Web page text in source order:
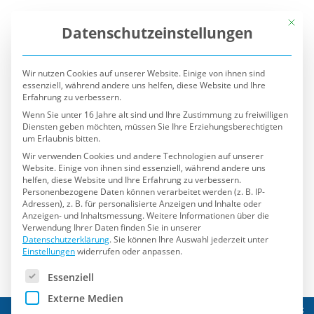
Mit
Datenschutzeinstellungen
Wir nutzen Cookies auf unserer Website. Einige von ihnen sind
essenziell, während andere uns helfen, diese Website und Ihre
Erfahrung zu verbessern.
Wenn Sie unter 16 Jahre alt sind und Ihre Zustimmung zu freiwilligen
Diensten geben möchten, müssen Sie Ihre Erziehungsberechtigten
um Erlaubnis bitten.
Wir verwenden Cookies und andere Technologien auf unserer
Website. Einige von ihnen sind essenziell, während andere uns
helfen, diese Website und Ihre Erfahrung zu verbessern.
Personenbezogene Daten können verarbeitet werden (z. B. IP-
Adressen), z. B. für personalisierte Anzeigen und Inhalte oder
Anzeigen- und Inhaltsmessung.Weitere Informationen über die
Verwendung Ihrer Daten finden Sie in unserer
Datenschutzerklärung.Sie können Ihre Auswahl jederzeit unter
Einstellungenwiderrufen oder anpassen.
Es folgt eine Liste der Service-Gruppen, für die eine
Essenziell
Externe Medien